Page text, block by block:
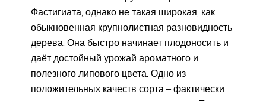
Фастигиата, однако не такая широкая, как
обыкновенная крупнолистная разновидность
дерева. Она быстро начинает плодоносить и
даёт достойный урожай ароматного и
полезного липового цвета. Одно из
положительных качеств сорта – фактически